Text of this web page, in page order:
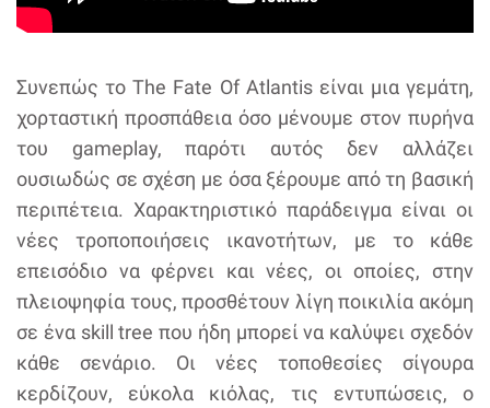
Συνεπώς το The Fate Of Atlantis είναι μια γεμάτη,
χορταστική προσπάθεια όσο μένουμε στον πυρήνα
του gameplay, παρότι αυτός δεν αλλάζει
ουσιωδώς σε σχέση με όσα ξέρουμε από τη βασική
περιπέτεια. Χαρακτηριστικό παράδειγμα είναι οι
νέες τροποποιήσεις ικανοτήτων, με το κάθε
επεισόδιο να φέρνει και νέες, οι οποίες, στην
πλειοψηφία τους, προσθέτουν λίγη ποικιλία ακόμη
σε ένα skill tree που ήδη μπορεί να καλύψει σχεδόν
κάθε σενάριο. Οι νέες τοποθεσίες σίγουρα
κερδίζουν, εύκολα κιόλας, τις εντυπώσεις, ο